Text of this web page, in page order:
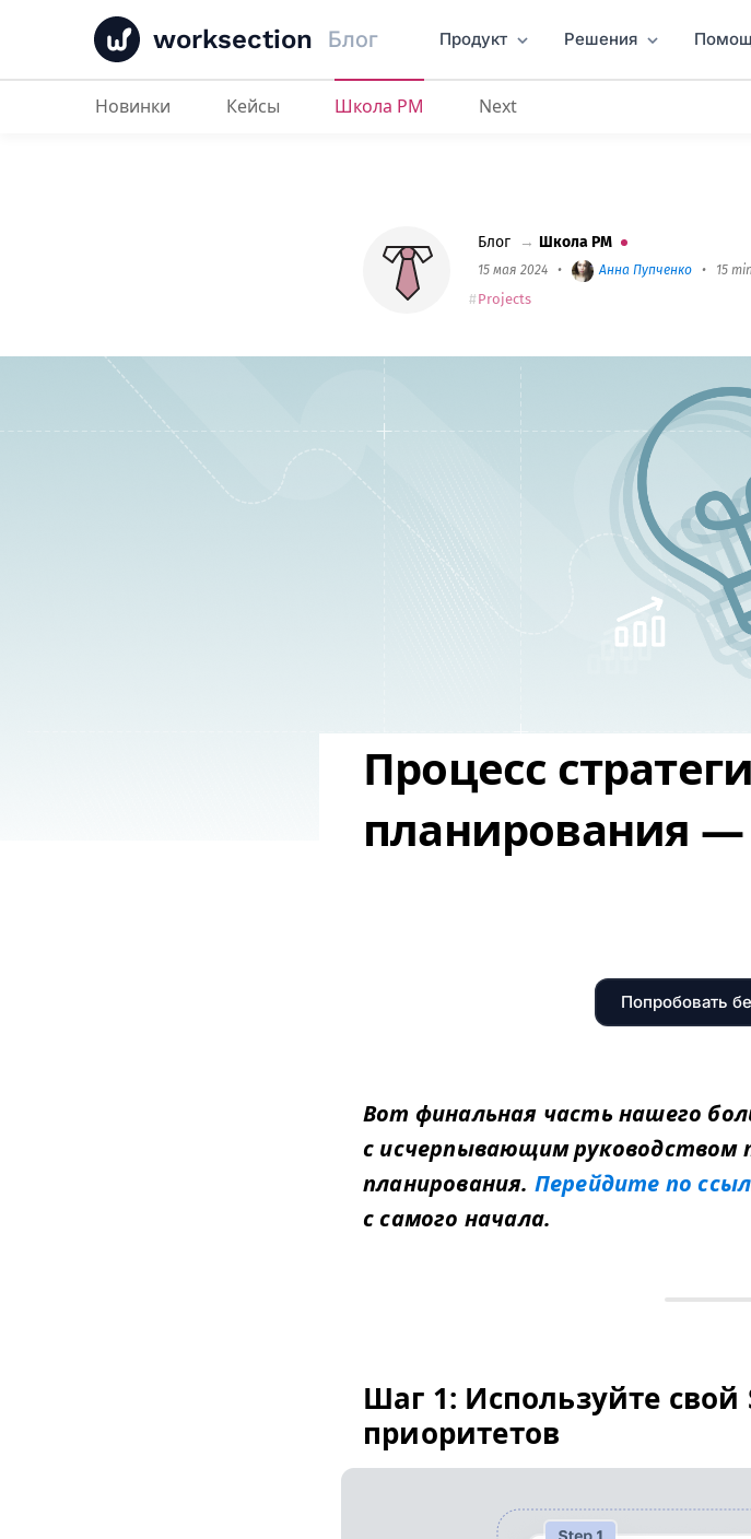
worksection Блог Продукт Решения
Процесс стратегического планирования — Глава 3
Новинки Кейсы Школа PM Next
Блог → Школа PM
15 мая 2024 • Анна Пупченко • 15
Projects
Процесс
планирования —
Попробовать
Вот финальная часть нашего
с исчерпывающим руководством
планирования. Перейдите по
с самого начала.
Шаг 1: Используйте свой
приоритетов